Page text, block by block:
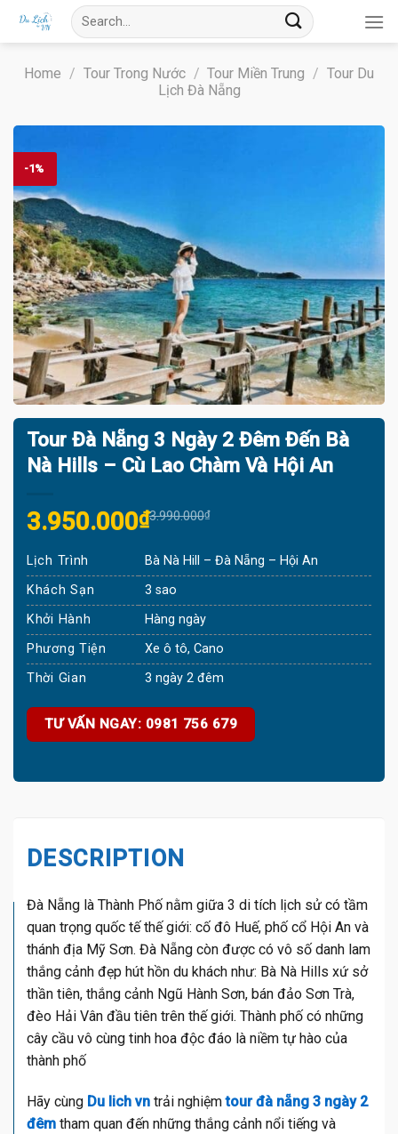
Skip
Search
for:
Home / Tour Trong Nước / Tour Miền Trung / Tour Du
Lịch Đà Nẵng
-1%
Tour Đà Nẵng 3 Ngày 2 Đêm Đến Bà
Nà Hills – Cù Lao Chàm Và Hội An
3.990.000₫
Original
was:
3.990.000₫.
3.950.000₫
Current
is:
3.950.000₫.
Lịch Trình
Bà Nà Hill – Đà Nẵng – Hội An
Khách Sạn
3 sao
Khởi Hành
Hàng ngày
Phương Tiện
Xe ô tô, Cano
Thời Gian
3 ngày 2 đêm
TƯ VẤN NGAY: 0981 756 679
DESCRIPTION
Đà Nẵng là Thành Phố nằm giữa 3 di tích lịch sử có tầm
quan trọng quốc tế thế giới: cố đô Huế, phố cổ Hội An và
thánh địa Mỹ Sơn. Đà Nẵng còn được có vô số danh lam
thắng cảnh đẹp hút hồn du khách như: Bà Nà Hills xứ sở
thần tiên, thắng cảnh Ngũ Hành Sơn, bán đảo Sơn Trà,
đèo Hải Vân đầu tiên trên thế giới. Thành phố có những
cây cầu vô cùng tinh hoa độc đáo là niềm tự hào của
thành phố
Hãy cùng Du lich vn trải nghiệmtour đà nẵng 3 ngày 2
đêm tham quan đến những thắng cảnh nổi tiếng và